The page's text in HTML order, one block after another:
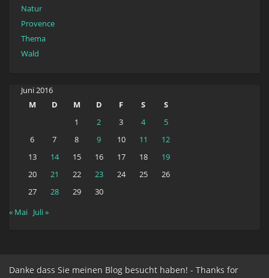
Natur
Provence
Thema
Wald
Juni 2016
M
D M D F S
S
1
2 3 4
5
6
7 8 9 10 11
12
13
14 15 16 17 18
19
20
21 22 23 24 25
26
27
28 29
30
« Mai Juli »
Danke dass Sie meinen Blog besucht haben! - Thanks for